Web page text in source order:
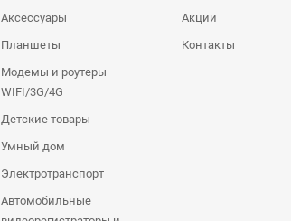
Аксессуары
Планшеты
Модемы и роутеры
WIFI/3G/4G
Детские товары
Умный дом
Электротранспорт
Автомобильные
Акции
Контакты